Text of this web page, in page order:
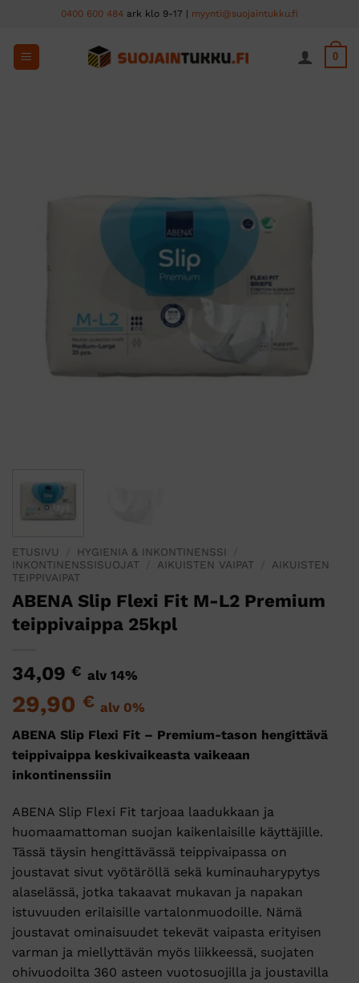
content
0400 600 484 ark klo 9-17 | myynti@suojaintukku.fi
0
ETUSIVU HYGIENIA & INKONTINENSSI
INKONTINENSSISUOJAT
AIKUISTEN VAIPAT
AIKUISTEN
TEIPPIVAIPAT
ABENA Slip Flexi Fit M-L2 Premium
teippivaippa 25kpl
34,09 € alv 14%
29,90 € alv 0%
ABENA Slip Flexi Fit – Premium-tason hengittävä
teippivaippa keskivaikeasta vaikeaan
inkontinenssiin
ABENA Slip Flexi Fit tarjoaa laadukkaan ja
huomaamattoman suojan kaikenlaisille käyttäjille.
Tässä täysin hengittävässä teippivaipassa on
joustavat sivut vyötäröllä sekä kuminauharypytys
alaselässä, jotka takaavat mukavan ja napakan
istuvuuden erilaisille vartalonmuodoille. Nämä
joustavat ominaisuudet tekevät vaipasta erityisen
varman ja miellyttävän myös liikkeessä, suojaten
ohivuodoilta 360 asteen vuotosuojilla ja joustavilla